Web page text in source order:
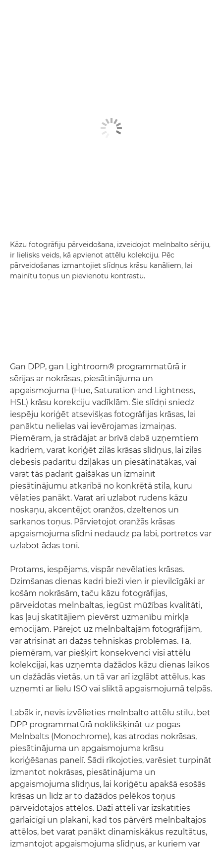
Kāzu fotogrāfiju pārveidošana, izveidojot melnbalto sēriju,
ir lielisks veids, kā apvienot attēlu kolekciju. Pēc
pārveidošanas izmantojiet slīdņus krāsu kanāliem, lai
mainītu toņus un pievienotu kontrastu.
Gan DPP, gan Lightroom® programmatūrā ir
sērijas ar nokrāsas, piesātinājuma un
apgaismojuma (Hue, Saturation and Lightness,
HSL) krāsu korekciju vadīklām. Šie slīdņi sniedz
iespēju koriģēt atsevišķas fotogrāfijas krāsas, lai
panāktu nelielas vai ievērojamas izmaiņas.
Piemēram, ja strādājat ar brīvā dabā uzņemtiem
kadriem, varat koriģēt zilās krāsas slīdņus, lai zilas
debesis padarītu dziļākas un piesātinātākas, vai
varat tās padarīt gaišākas un izmainīt
piesātinājumu atkarībā no konkrētā stila, kuru
vēlaties panākt. Varat arī uzlabot rudens kāzu
noskaņu, akcentējot oranžos, dzeltenos un
sarkanos toņus. Pārvietojot oranžās krāsas
apgaismojuma slīdni nedaudz pa labi, portretos var
uzlabot ādas toni.
Protams, iespējams, vispār nevēlaties krāsas.
Dzimšanas dienas kadri bieži vien ir pievilcīgāki ar
košām nokrāsām, taču kāzu fotogrāfijas,
pārveidotas melnbaltas, iegūst mūžības kvalitāti,
kas ļauj skatītājiem pievērst uzmanību mirkļa
emocijām. Pārejot uz melnbaltajām fotogrāfijām,
var atrisināt arī dažas tehniskās problēmas. Tā,
piemēram, var piešķirt konsekvenci visi attēlu
kolekcijai, kas uzņemta dažādos kāzu dienas laikos
un dažādās vietās, un tā var arī izglābt attēlus, kas
uzņemti ar lielu ISO vai sliktā apgaismojumā telpās.
Labāk ir, nevis izvēlieties melnbalto attēlu stilu, bet
DPP programmatūrā noklikšķināt uz pogas
Melnbalts (Monochrome), kas atrodas nokrāsas,
piesātinājuma un apgaismojuma krāsu
koriģēšanas panelī. Šādi rīkojoties, varēsiet turpināt
izmantot nokrāsas, piesātinājuma un
apgaismojuma slīdņus, lai koriģētu apakšā esošās
krāsas un līdz ar to dažādos pelēkos toņus
pārveidotajos attēlos. Daži attēli var izskatīties
garlaicīgi un plakani, kad tos pārvērš melnbaltajos
attēlos, bet varat panākt dinamiskākus rezultātus,
izmantojot apgaismojuma slīdņus, ar kuriem var